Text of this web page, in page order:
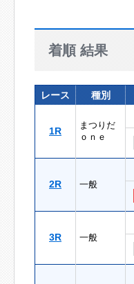
着順 結果
レース 種別
1R
まつりだ
ｏｎｅ
2R 一般
3R 一般